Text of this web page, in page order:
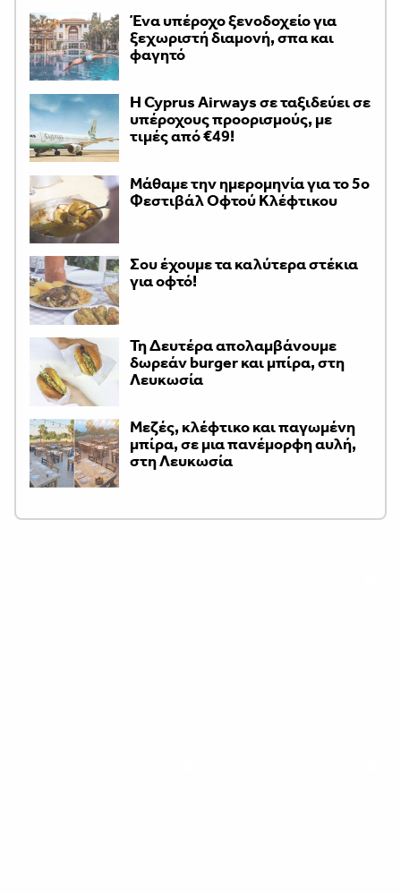
Ένα υπέροχο ξενοδοχείο για
ξεχωριστή διαμονή, σπα και
φαγητό
H Cyprus Airways σε ταξιδεύει σε
υπέροχους προορισμούς, με
τιμές από €49!
Μάθαμε την ημερομηνία για το 5ο
Φεστιβάλ Οφτού Κλέφτικου
Σου έχουμε τα καλύτερα στέκια
για οφτό!
Τη Δευτέρα απολαμβάνουμε
δωρεάν burger και μπίρα, στη
Λευκωσία
Μεζές, κλέφτικο και παγωμένη
μπίρα, σε μια πανέμορφη αυλή,
στη Λευκωσία